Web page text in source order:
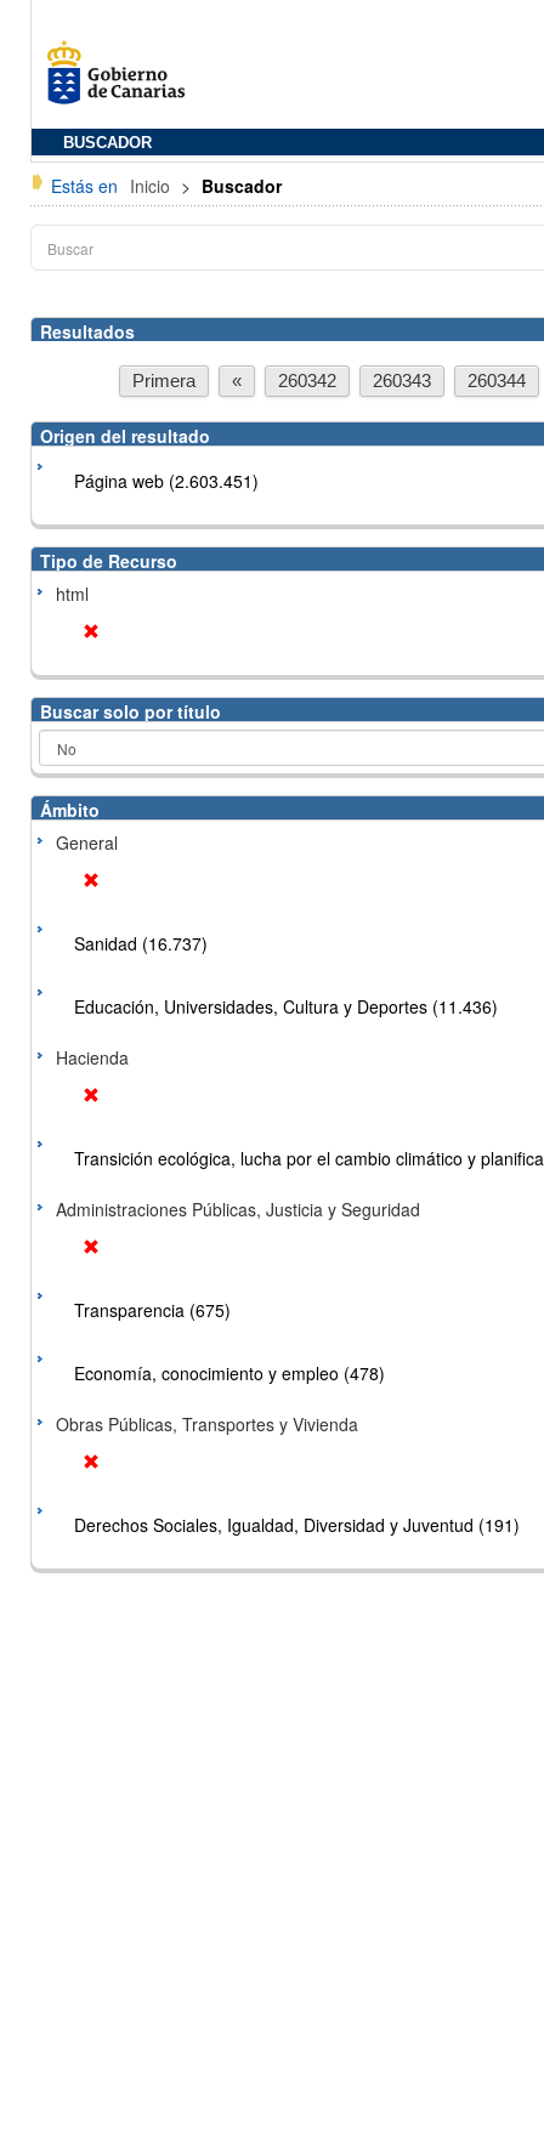
BUSCADOR
Estás en Inicio > Buscador
Resultados
Primera « 260342 260343 260344
Origen del resultado
Página web (2.603.451)
Tipo de Recurso
html
Buscar solo por título
Ámbito
General
Sanidad (16.737)
Educación, Universidades, Cultura y Deportes (11.436)
Hacienda
Transición ecológica, lucha por el cambio climático y
Administraciones Públicas, Justicia y Seguridad
Transparencia (675)
Economía, conocimiento y empleo (478)
Obras Públicas, Transportes y Vivienda
Derechos Sociales, Igualdad, Diversidad y Juventud (191)